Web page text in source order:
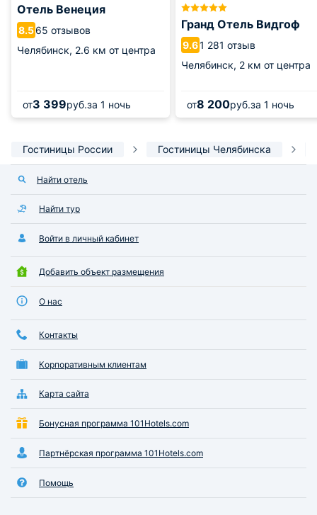
Отель Венеция
8.565 отзывов
Челябинск, 2.6 км от центра
от3 399руб.за 1 ночь
Гранд Отель Видгоф
9.61 281 отзыв
Челябинск, 2 км от центра
от8 200руб.за 1 ночь
Гостиницы России Гостиницы Челябинска
Найти отель
Найти тур
Войти в личный кабинет
Добавить объект размещения
О нас
Контакты
Корпоративным клиентам
Карта сайта
Бонусная программа 101Hotels.com
Партнёрская программа 101Hotels.com
Помощь